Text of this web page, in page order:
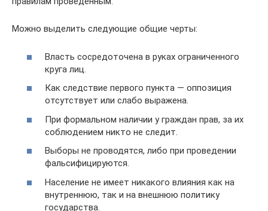
Можно выделить следующие общие черты:
Власть сосредоточена в руках ограниченного
круга лиц.
Как следствие первого пункта — оппозиция
отсутствует или слабо выражена.
При формальном наличии у граждан прав, за их
соблюдением никто не следит.
Выборы не проводятся, либо при проведении
фальсифицируются.
Население не имеет никакого влияния как на
внутреннюю, так и на внешнюю политику
государства.